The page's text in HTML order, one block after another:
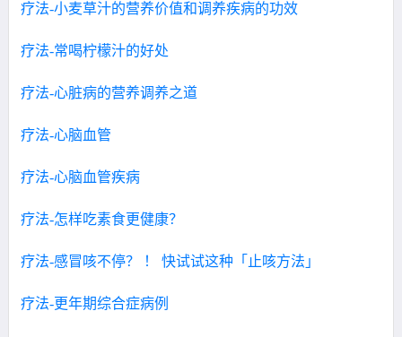
疗法-小麦草汁的营养价值和调养疾病的功效
疗法-常喝柠檬汁的好处
疗法-心脏病的营养调养之道
疗法-心脑血管
疗法-心脑血管疾病
疗法-怎样吃素食更健康？
疗法-感冒咳不停？ ！ 快试试这种「止咳方法」
疗法-更年期综合症病例